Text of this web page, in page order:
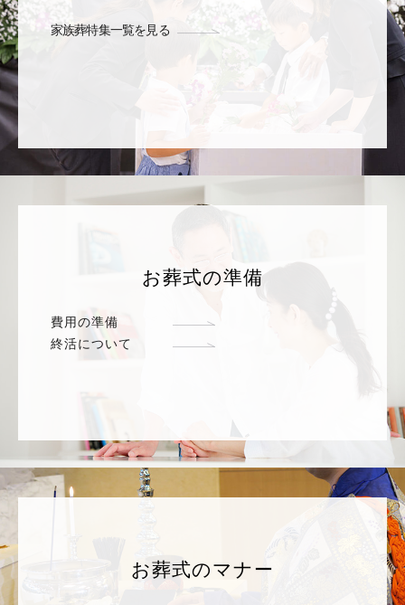
家族葬特集一覧を見る
お葬式の準備
費用の準備
終活について
お葬式のマナー